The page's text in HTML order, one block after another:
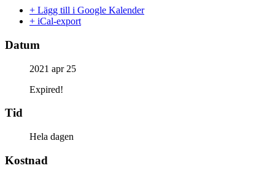
+ Lägg till i Google Kalender
+ iCal-export
Datum
2021 apr 25
Expired!
Tid
Hela dagen
Kostnad